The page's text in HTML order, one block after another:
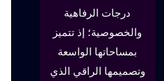
درجات الرفاهية
والخصوصية؛ إذ تتميز
بمساحاتها الواسعة
وتصميمها الراقي الذي